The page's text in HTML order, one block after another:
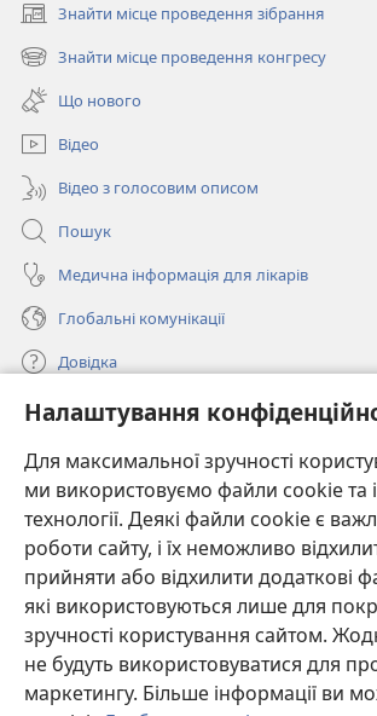
Налаштування
Для максимальної зручності
ми використовуємо файли cookie та
технології. Деякі файли cookie є
роботи сайту, і їх неможливо
прийняти або відхилити додаткові
які використовуються лише для
зручності користування сайтом.
не будуть використовуватися для
маркетингу. Більше інформації ви
Знайти місце проведення зібрання
(відкривається
у
новому
вікні)
Знайти місце проведення конгресу
(відкривається
новому
вікні)
Що нового
Відео
Відео з голосовим описом
Пошук
Медична інформація для лікарів
Глобальні комунікації
Довідка
Пожертви
(відкривається
у
новому
вікні)
ОНЛАЙН-БІБЛІОТЕКА Товариства
(відкривається
у
новому
вікні)
JW Hub ®
(відкривається
у
новомуJW Library
Watchtower Library